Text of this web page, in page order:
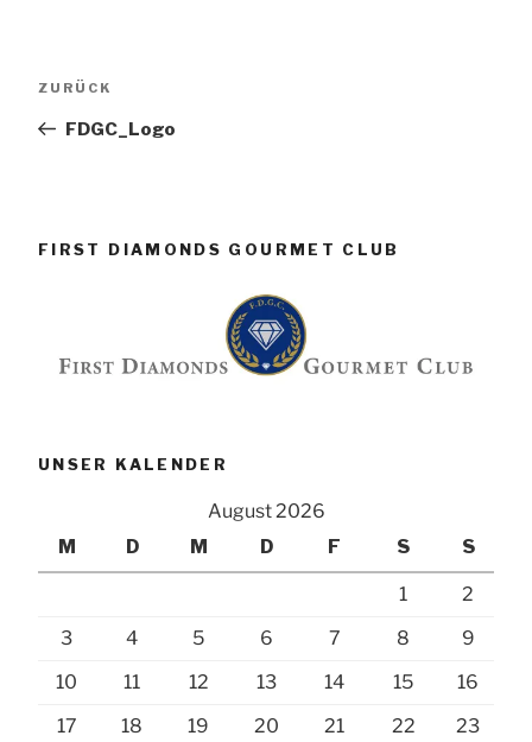
Vorheriger
ZURÜCK
FDGC_Logo
FIRST DIAMONDS GOURMET CLUB
UNSER KALENDER
August 2026
M
D M D F S S
1
2
3
4 5 6 7 8
9
10
11 12 13 14 15
16
17
18 19 20 21 22 23